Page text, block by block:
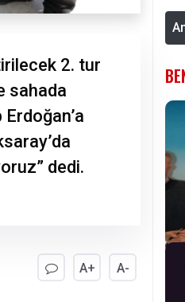
2. tur
sahada
dedi.
A+ A-